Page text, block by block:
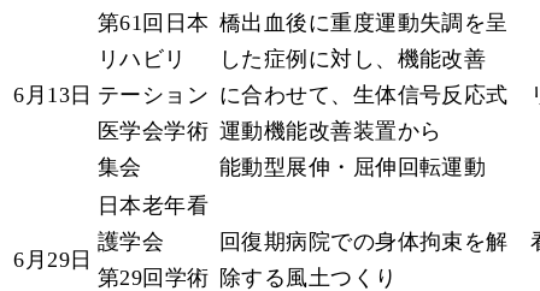
6月13日
第61回日本
リハビリ
テーション
医学会学術
集会
橋出血後に重度運動失調を呈
した症例に対し、機能改善
に合わせて、生体信号反応式
運動機能改善装置から
能動型展伸・屈伸回転運動
6月29日
日本老年看
護学会
第29回学術
回復期病院での身体拘束を解
除する風土つくり